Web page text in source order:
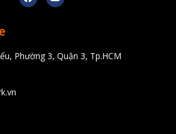
Phường 3, Quận 3, Tp.HCM